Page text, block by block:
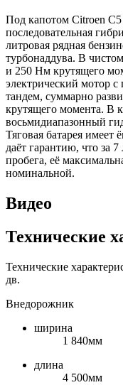
Под капотом Citroen
последовательная
литровая рядная
турбонаддува. В
и 250 Нм крутящего
электрический мотор
тандем, суммарно
крутящего момента. В
восьмидиапазонный
Тяговая батарея имеет
даёт гарантию, что за
пробега, её
номинальной.
Видео
Технические
Технические
дв.
Внедорожник
ширина
1 840мм
длина
4 500мм